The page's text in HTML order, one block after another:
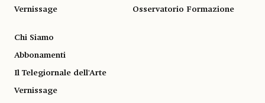
Vernissage Osservatorio Formazione
Chi Siamo
Abbonamenti
Il Telegiornale dell'Arte
Vernissage